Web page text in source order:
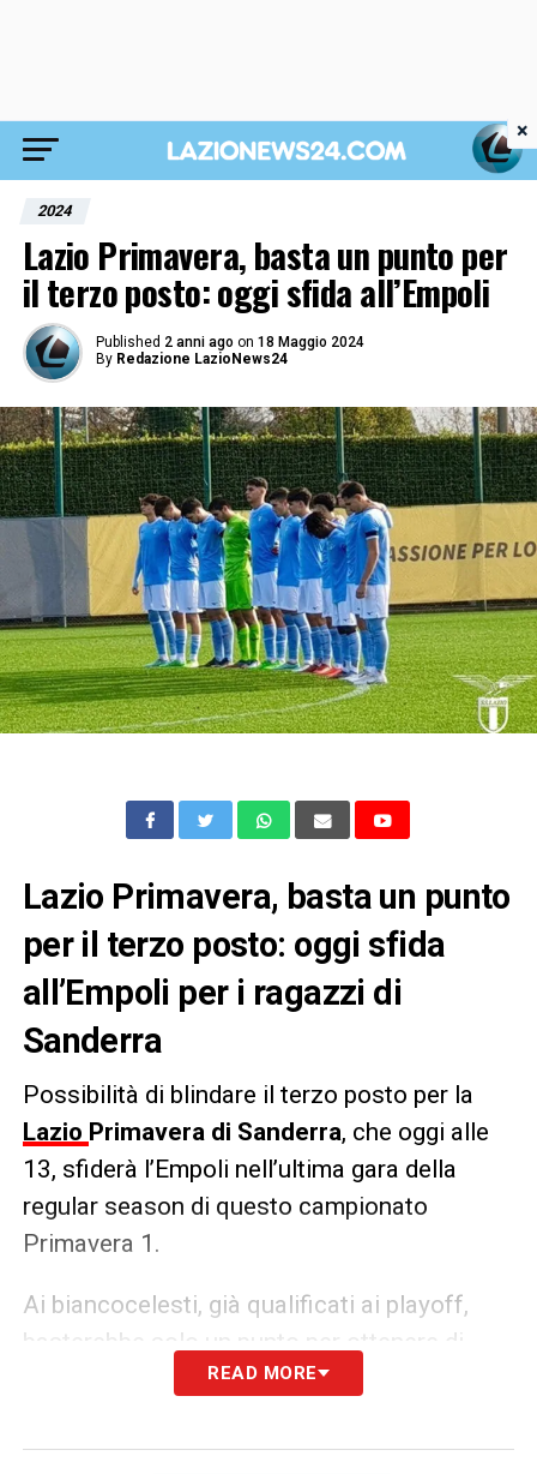
2024
Lazio Primavera, basta un punto per
il terzo posto: oggi sfida all’Empoli
Published 2 anni ago on 18 Maggio 2024
By Redazione LazioNews24
Lazio Primavera, basta un punto
per il terzo posto: oggi sfida
all’Empoli per i ragazzi di
Sanderra
Possibilità di blindare il terzo posto per la
Lazio Primavera di Sanderra, che oggi alle
13, sfiderà l’Empoli nell’ultima gara della
regular season di questo campionato
Primavera 1.
Ai biancocelesti, già qualificati ai playoff,
basterebbe solo un punto per ottenere di
diritto il terzo posto in classifica, che gli
oggi le possibili avversarie potrebbero
READ MORE
×